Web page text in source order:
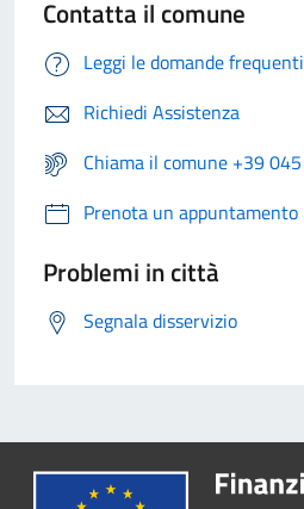
Contatta il comune
Leggi le domande frequenti
Richiedi Assistenza
Chiama il comune +39
Prenota un appuntamento
Problemi in città
Segnala disservizio